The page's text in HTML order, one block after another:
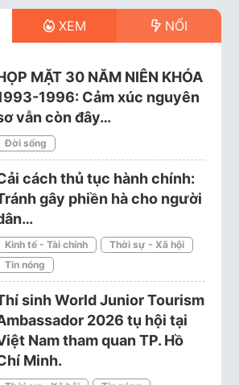
XEM NỔI
MẶT 30 NĂM NIÊN KHÓA
1996: Cảm xúc nguyên
vẫn còn đây…
Đời sống
cách thủ tục hành chính:
gây phiền hà cho người
Kinh tế - Tài chính
Thời sự - Xã hội
Tin nóng
sinh World Junior Tourism
2026 tụ hội tại
Nam tham quan TP. Hồ
Minh.